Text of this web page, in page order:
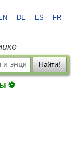
EN DE ES FR
Найти!
⚽